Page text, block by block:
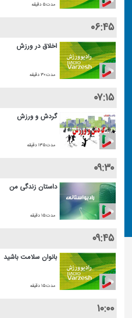
مدت:۵ دقیقه
۰۶:۴۵
اخلاق در ورزش
مدت:۳۰ دقیقه
۰۷:۱۵
گردش و ورزش
مدت:۱۳۵ دقیقه
۰۹:۳۰
داستان زندگی من
مدت:۱۵ دقیقه
۰۹:۴۵
بانوان سلامت باشید
مدت:۱۵ دقیقه
۱۰:۰۰